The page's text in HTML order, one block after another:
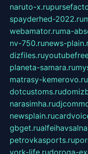
naruto-x.ru
spayderhed-2022.ru
webamator.ruma-
nv-750.runews-
dizfiles.ru
planeta-samara.ru
matrasy-kemerovo.ru
dotcustoms.ru
narasimha.ru
newsplain.ru
gbget.ru
petrovkasports.ru
york-life.rudoroga-